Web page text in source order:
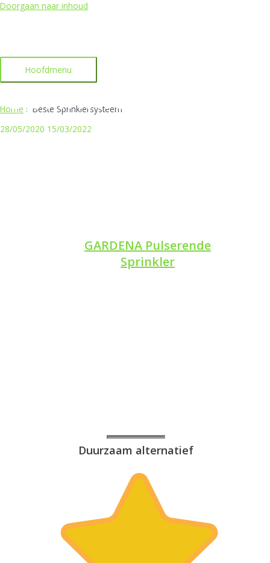
Doorgaan naar inhoud
Hoofdmenu
Home » Beste Sprinklersysteem
28/05/2020 15/03/2022
Sprinklersysteem
GARDENA Pulserende
Sprinkler
Duurzaam alternatief